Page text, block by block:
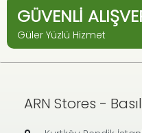
GÜVENLI
Güler Yüzlü Hizmet
ARN Stores -